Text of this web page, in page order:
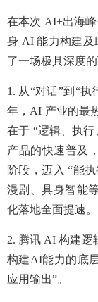
在本次 AI+出海
身 AI 能力构建及
了一场极具深度的
1. 从“对话”到“执
年，AI 产业的最
在于 “逻辑、执
产品的快速普及
阶段，迈入 “能
漫剧、具身智能
化落地全面提速。
2. 腾讯 AI 构建逻
构建AI能力的底
应用输出”。